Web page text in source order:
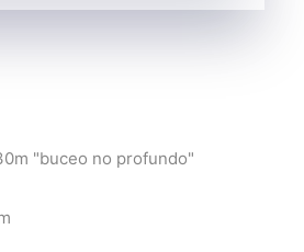
"buceo no profundo"